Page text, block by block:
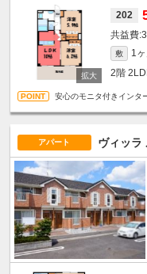
202
敷 1ヶ
2階
安心のモニタ付きインタ
アパート ヴィッラ